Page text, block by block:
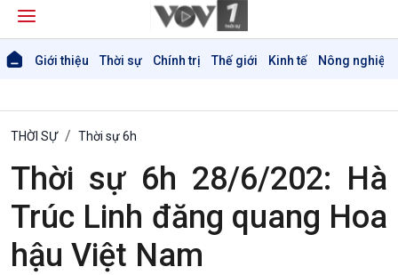
Giới thiệu Thời sự Chính trị Thế giới Kinh tế Nông nghiệp
THỜI SỰ Thời sự 6h
Thời sự 6h 28/6/202: Hà
Trúc Linh đăng quang Hoa
hậu Việt Nam